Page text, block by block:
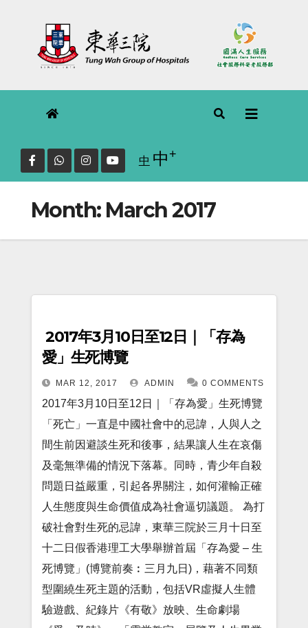
中 Reset
size.
中Increase font size.
+
Month: March 2017
2017年3月10日至12日｜「存為
愛」生死博覽
MAR 12, 2017 ADMIN 0 COMMENTS
2017年3月10日至12日｜「存為愛」生死博覽
「死亡」一直是中國社會中的忌諱，人與人之
間生前因避談生死和後事，結果讓人生在哀傷
及毫無準備的情況下落幕。同時，青少年自殺
問題日益嚴重，引起各界關注，如何灌輸正確
人生態度與生命價值成為社會逼切議題。 為打
破社會對生死的忌諱，東華三院於三月十日至
十二日假香港理工大學舉辦首屆「存為愛 – 生
死博覽」(博覽前奏︰三月九日)，藉著不同類
型圍繞生死主題的活動，包括VR虛擬人生體
驗遊戲、紀錄片《有敬》放映、生命劇場